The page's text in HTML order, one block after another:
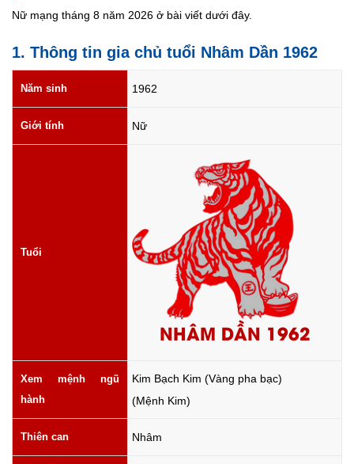
Nữ mạng tháng 8 năm 2026 ở bài viết dưới đây.
1. Thông tin gia chủ tuổi Nhâm Dần 1962
Năm sinh 1962
Giới tính Nữ
Tuổi
NHÂM DẦN 1962
Xem mệnh ngũ
hành
Kim Bạch Kim (Vàng pha bạc)
(Mệnh Kim)
Thiên can Nhâm